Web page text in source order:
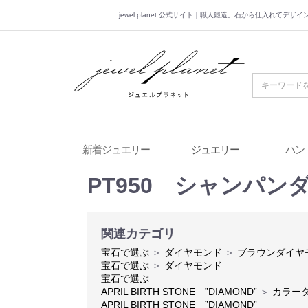
jewel planet 公式サイト｜職人鍛造。石から仕入れてデザイ
jewel planet 公式
新着ジュエリー ジュエリー ハン
PT950 シャンパン
関連カテゴリ
宝石で選ぶ ＞ ダイヤモンド ＞ ブラウンダイヤ
宝石で選ぶ ＞ ダイヤモンド
宝石で選ぶ
APRIL BIRTH STONE ”DIAMOND” ＞ カラー
APRIL BIRTH STONE ”DIAMOND”